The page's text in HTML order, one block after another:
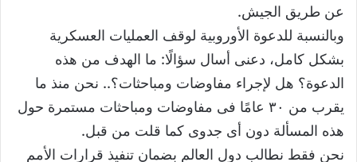
عن طريق الجيش.
وبالنسبة للدعوة الأوروبية لوقف العمليات العسكرية
بشكل كامل، دعنى أسال سؤالًا: ما الهدف من هذه
الدعوة؟ هل لإجراء مفاوضات ومباحثات؟.. نحن منذ ما
يقرب من ٣٠ عامًا فى مفاوضات ومباحثات مستمرة حول
هذه المسألة دون أى جدوى كما قلت من قبل.
نحن فقط نطالب دول العالم بضمان تنفيذ قرارات الأمم